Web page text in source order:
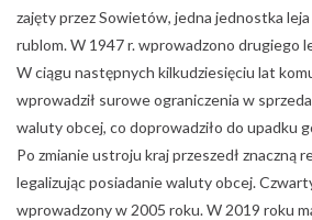
zajęty przez Sowietów, jedna jednostka leja
rublom. W 1947 r. wprowadzono drugiego
W ciągu następnych kilkudziesięciu lat
wprowadził surowe ograniczenia w
waluty obcej, co doprowadziło do upadku
Po zmianie ustroju kraj przeszedł znaczną
legalizując posiadanie waluty obcej.
wprowadzony w 2005 roku. W 2019 roku